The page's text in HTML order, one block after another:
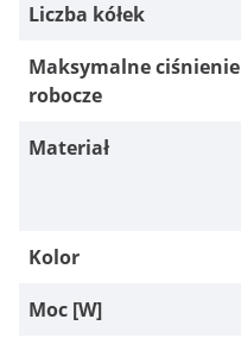
Liczba kółek
Maksymalne ciśnienie
robocze
Materiał
Kolor
Moc [W]